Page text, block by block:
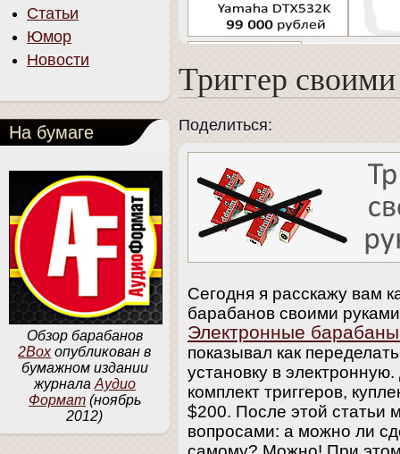
Триггер
Поделиться:
Сегодня я расскажу вам
барабанов своими
Электронные
показывал как
установку в
комплект триггеров,
$200. После этой статьи
вопросами: а можно ли
Статьи
Юмор
Новости
На бумаге
Обзор барабанов
2Boxопубликован в
бумажном издании
журнала Аудио
Формат (ноябрь
2012)